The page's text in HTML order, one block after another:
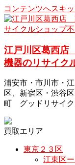
コンテンツへスキ
江戸川区葛西店
機器のリサイク
浦安市・市川市・
区、新宿区・渋谷
町 グッドリサイ
買取エリア
東京２３区
江東区